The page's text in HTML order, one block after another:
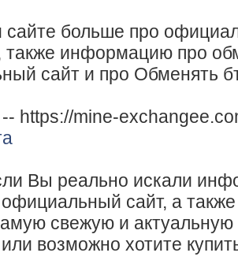
больше про
также информацию про
сайт и про Обменять
https://mine-
Вы реально искали
сайт, а
свежую и
возможно хотите